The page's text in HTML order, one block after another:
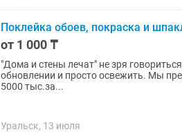
Поклейка обоев, покраска и
от 1 000 ₸
"Дома и стены лечат" не зря
обновлении и просто освежить. Мы
5000 тыс.за...
Уральск, 13 июля